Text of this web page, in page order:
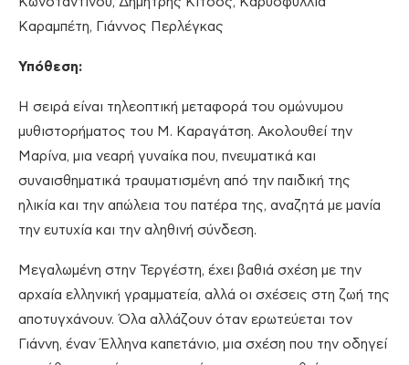
Καραμπέτη, Γιάννος Περλέγκας
Υπόθεση:
Η σειρά είναι τηλεοπτική μεταφορά του ομώνυμου
μυθιστορήματος του Μ. Καραγάτση. Ακολουθεί την
Μαρίνα, μια νεαρή γυναίκα που, πνευματικά και
συναισθηματικά τραυματισμένη από την παιδική της
ηλικία και την απώλεια του πατέρα της, αναζητά με μανία
την ευτυχία και την αληθινή σύνδεση.
Μεγαλωμένη στην Τεργέστη, έχει βαθιά σχέση με την
αρχαία ελληνική γραμματεία, αλλά οι σχέσεις στη ζωή της
αποτυγχάνουν. Όλα αλλάζουν όταν ερωτεύεται τον
Γιάννη, έναν Έλληνα καπετάνιο, μια σχέση που την οδηγεί